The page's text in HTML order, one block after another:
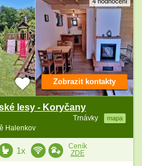
lesy - Koryčany
Trnávky mapa
Halenkov
Zobrazit kontakty
1x
Ceník
ZDE